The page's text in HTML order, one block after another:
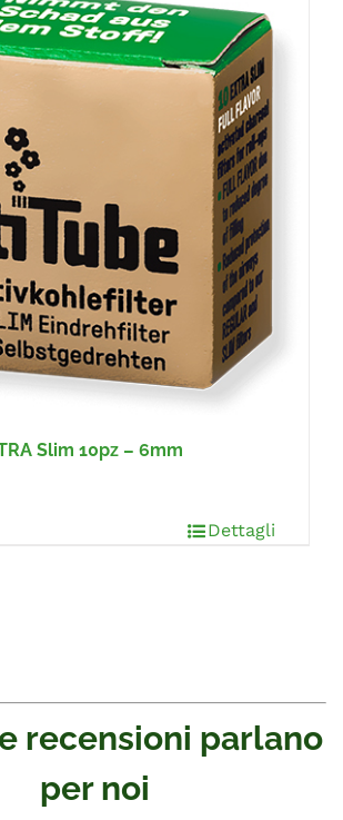
Slim 10pz – 6mm
Dettagli
recensioni parlano
per noi